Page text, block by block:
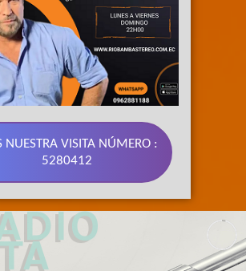
NUESTRA VISITA NÚMERO :
5280412